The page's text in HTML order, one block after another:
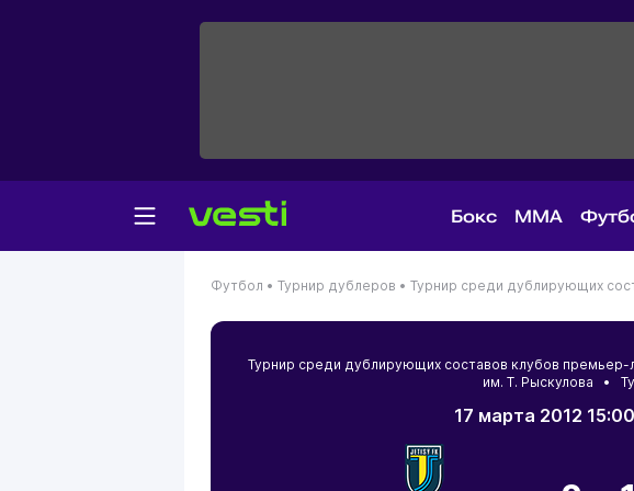
Бокс MMA
Футбол • Турнир дублеров • Турнир среди дублирующих
Турнир среди дублирующих составов клубов премьер-
им. Т. Рыскулова •
17 марта 2012 15:00